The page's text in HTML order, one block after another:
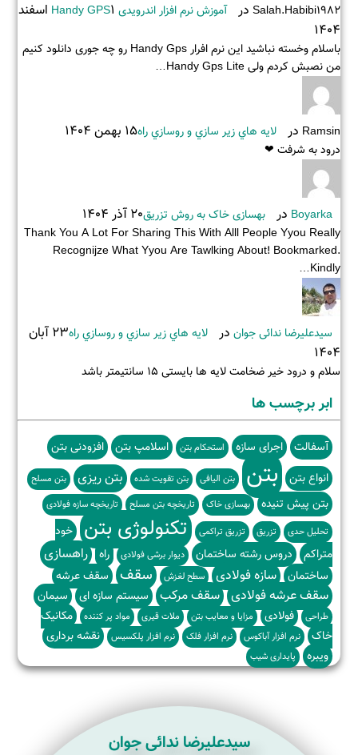
Salah.habibi1982 در آموزش نرم افزار اندرویدی Handy GPS
1 اسفند
1404
باسلام وخسته نباشید این نرم افرار Handy Gps رو چه جوری دانلود کنیم
من نصبش کردم ولی Handy Gps Lite…
Ramsin در لايه هاي زير سازي و روسازي راه15 بهمن 1404
درود به شرفت ❤
Boyarka در بهسازی خاک به روش تزریق20 آذر 1404
Thank You A Lot For Sharing This With Alll People Yyou Really
Recognijze What Yyou Are Tawlking About! Bookmarked.
Kindly…
سیدعلیرضا ندائی جوان در لايه هاي زير سازي و روسازي راه
23 آبان
1404
سلام و درود خیر ضخامت لایه ها بایستی ۱۵ سانتیمتر باشد
ابر برچسب ها
آسفالت اجرای سازه استحکام بتن اسلامپ بتن
افزودنی بتن
انواع بتن
بتن بتن الیافی بتن تقویت شده بتن ریزی بتن مسلح
بتن پیش تنیده بهسازی خاک تاریخچه بتن مسلح
تاریخچه سازه فولادی
تحلیل حدی
تزریق تزریق تراکمی تکنولوژی بتن
خود
متراکم
دروس رشته ساختمان دیوار برشی فولادی راه راهسازی
ساختمان سازه فولادی سطح لغزش سقف سقف عرشه
سقف عرشه فولادی سقف مرکب سیستم سازه ای سیمان
طراحی فولادی مزایا و معایب بتن ملات قیری مواد پر کننده
مکانیک
خاک
نرم افزار آباکوس نرم افزار فلک نرم افزار پلکسیس
نقشه برداری
ویبره
پایداری شیب
سیدعلیرضا ندائی جوان